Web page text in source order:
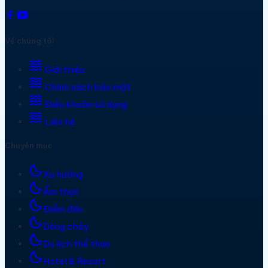
Về chúng tôi
waves Giới thiệu
waves Chính sách bảo mật
waves Điều khoản sử dụng
waves Liên hệ
Chuyên mục
bedtimeXu hướng
bedtimeẨm thực
bedtimeĐiểm đến
bedtimeDòng chảy
bedtimeDu lịch thể thao
bedtimeHotel & Resort